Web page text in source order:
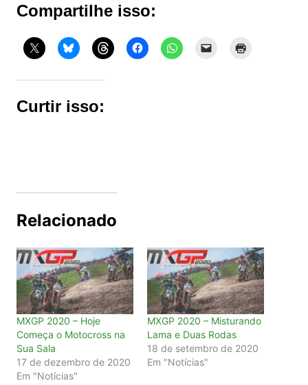
Compartilhe isso:
Curtir isso:
Relacionado
MXGP 2020 – Hoje
Começa o Motocross na
Sua Sala
17 de dezembro de 2020
Em "Notícias"
MXGP 2020 – Misturando
Lama e Duas Rodas
18 de setembro de 2020
Em "Notícias"